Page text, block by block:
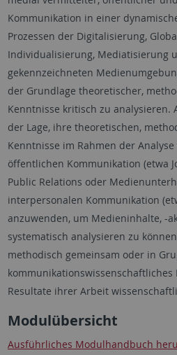
Kommunikation in einer
Prozessen der Digitalisierung,
Individualisierung, Mediatisierung
gekennzeichneten
der Grundlage theoretischer,
Kenntnisse kritisch zu
der Lage, ihre theoretischen,
Kenntnisse im Rahmen der
öffentlichen Kommunikation (etwa
Public Relations oder
interpersonalen Kommunikation
anzuwenden, um Medieninhalte, -
systematisch analysieren zu
methodisch gemeinsam oder in
Resultate ihrer Arbeit
Modulübersicht
Ausführliches Modulhandbuch